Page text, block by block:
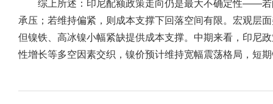
综上所述： 印尼配额政策走向仍是最大不确定性——
承压；若维持偏紧，则成本支撑下回落空间有限。宏观层
但镍铁、高冰镍小幅紧缺提供成本支撑。中期来看，印尼
性增长等多空因素交织，镍价预计维持宽幅震荡格局，短